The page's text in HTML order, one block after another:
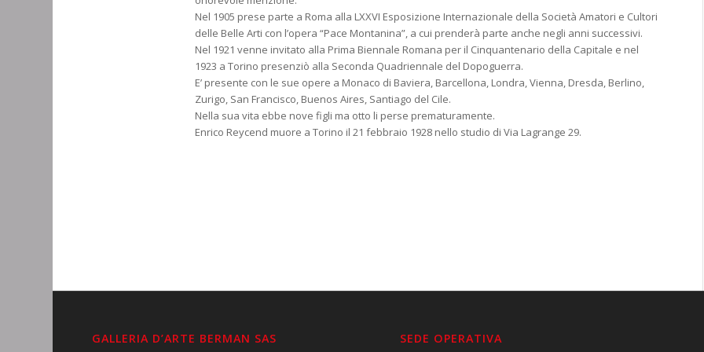
Nel 1905 prese parte a Roma alla LXXVI Esposizione Internazionale della Società Amatori e Cultori
delle Belle Arti con l’opera “Pace Montanina”, a cui prenderà parte anche negli anni successivi.
Nel 1921 venne invitato alla Prima Biennale Romana per il Cinquantenario della Capitale e nel
1923 a Torino presenziò alla Seconda Quadriennale del Dopoguerra.
E’ presente con le sue opere a Monaco di Baviera, Barcellona, Londra, Vienna, Dresda, Berlino,
Zurigo, San Francisco, Buenos Aires, Santiago del Cile.
Nella sua vita ebbe nove figli ma otto li perse prematuramente.
Enrico Reycend muore a Torino il 21 febbraio 1928 nello studio di Via Lagrange 29.
GALLERIA D’ARTE BERMAN SAS SEDE OPERATIVA